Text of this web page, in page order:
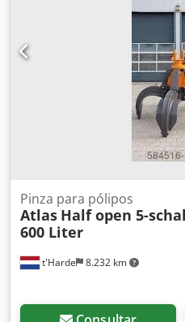
Adaptado para montaje de
batería de 18V Atlas Copco •
tal como se muestra en las
funcionamiento, con signos
holguras. El equipo proviene
Aplicaciones: • Producción •
tecnología • Talleres
a equipos nuevos: Coste
t'Harde 8.232 km
Pinza para pólipos
Atlas Half open 5-
600 Liter